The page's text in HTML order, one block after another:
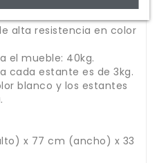
alta resistencia en color
el mueble: 40kg.
cada estante es de 3kg.
blanco y los estantes
x 77 cm (ancho) x 33